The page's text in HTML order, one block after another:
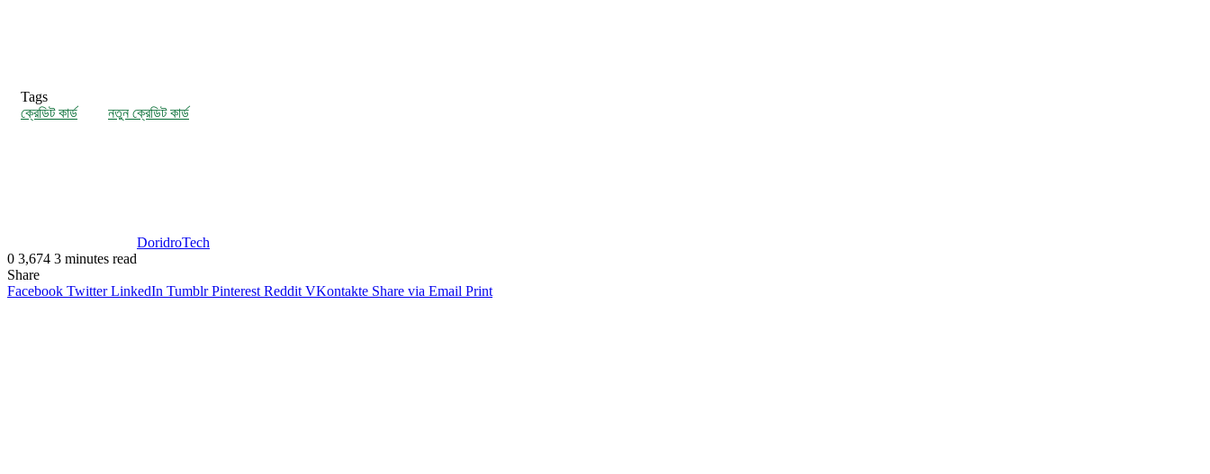
Tags
ক্রেডিট কার্ড
নতুন ক্রেডিট কার্ড
DoridroTech
0 3,674 3 minutes read
Share
Facebook Twitter LinkedIn Tumblr Pinterest Reddit VKontakte Share via Email Print